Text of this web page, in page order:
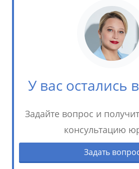
У вас остались
Задайте вопрос и
консультацию
Задать